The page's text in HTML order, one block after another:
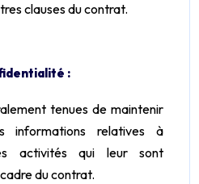
clauses du contrat.
:
tenues de maintenir
informations relatives à
activités qui leur sont
du contrat.